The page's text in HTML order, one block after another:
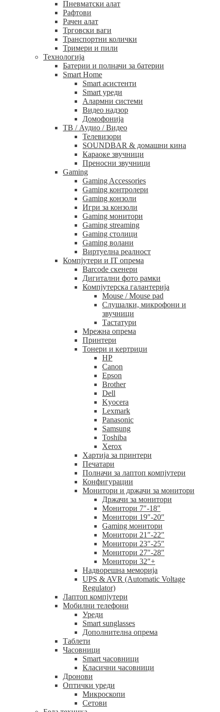
Пневматски алат
Рафтови
Рачен алат
Трговски ваги
Транспортни колички
Тримери и пили
Технологија
Батерии и полначи за батерии
Smart Home
Smart асистенти
Smart уреди
Алармни системи
Видео надзор
Домофонија
ТВ / Аудио / Видео
Телевизори
SOUNDBAR & домашни кина
Караоке звучници
Преносни звучници
Gaming
Gaming Accessories
Gaming контролери
Gaming конзоли
Игри за конзоли
Gaming монитори
Gaming streaming
Gaming столици
Gaming волани
Виртуелна реалност
Компјутери и IT опрема
Barcode скенери
Дигитални фото рамки
Компјутерска галантерија
Mouse / Mouse pad
Слушалки, микрофони и
звучници
Тастатури
Мрежна опрема
Принтери
Тонери и кертриџи
HP
Canon
Epson
Brother
Dell
Kyocera
Lexmark
Panasonic
Samsung
Toshiba
Xerox
Хартија за принтери
Печатари
Полначи за лаптоп компјутери
Конфигурации
Монитори и држачи за монитори
Држачи за монитори
Монитори 7″-18″
Монитори 19″-20″
Gaming монитори
Монитори 21″-22″
Монитори 23″-25″
Монитори 27″-28″
Монитори 32″+
Надворешна меморија
UPS & AVR (Automatic Voltage
Regulator)
Лаптоп компјутери
Мобилни телефони
Уреди
Smart sunglasses
Дополнителна опрема
Таблети
Часовници
Smart часовници
Класични часовници
Дронови
Оптички уреди
Микроскопи
Сетови